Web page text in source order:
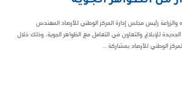
والزراعة رئيس مجلس إدارة المركز الوطني للأرصاد المهندس
الجديدة للإبلاغ والتعاون في التعامل مع الظواهر الجوية، وذلك خلال
الوطني للأرصاد بمشاركة ...